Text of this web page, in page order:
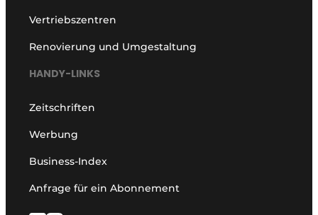
Vertriebszentren
Renovierung und Umgestaltung
HANDY-LINKS
Zeitschriften
Werbung
Business-Index
Anfrage für ein Abonnement